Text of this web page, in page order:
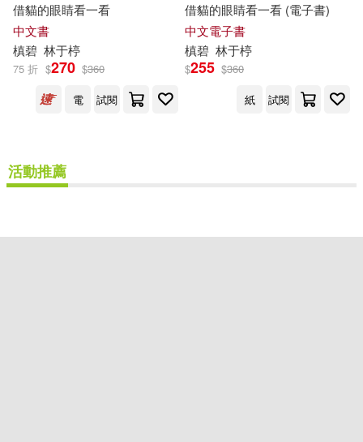
槙碧(2)
出版社 (可複選)
借貓的眼睛看一看
中文書
槙碧 林于楟
75 折 $270 $360
電
試閱
借貓的眼睛看一看 (電子書)
中文電子書
槙碧 林于楟
$255 $360
紙
試閱
活動推薦